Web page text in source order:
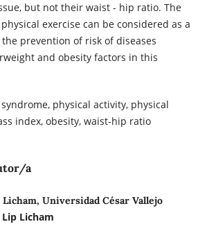
but not their waist - hip ratio. The
exercise can be considered as a
prevention of risk of diseases
and obesity factors in this
physical activity, physical
index, obesity, waist-hip ratio
a
Universidad César Vallejo
Licham